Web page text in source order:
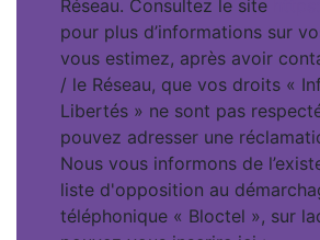
Réseau. Consultez le site
pour plus d’informations sur
vous estimez, après avoir
/ le Réseau, que vos droits «
Libertés » ne sont pas
pouvez adresser une
Nous vous informons de
liste d'opposition au
téléphonique « Bloctel », sur